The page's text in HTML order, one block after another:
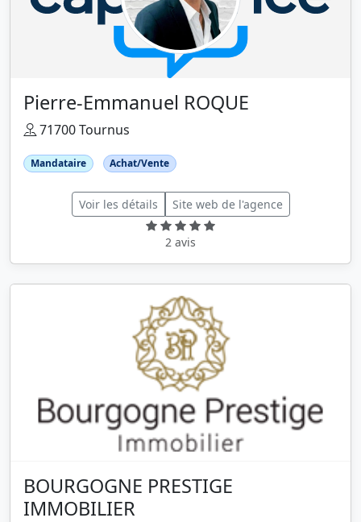
Pierre-Emmanuel ROQUE
71700 Tournus
Mandataire Achat/Vente
Voir les détails Site web de l'agence
2 avis
BOURGOGNE PRESTIGE
IMMOBILIER